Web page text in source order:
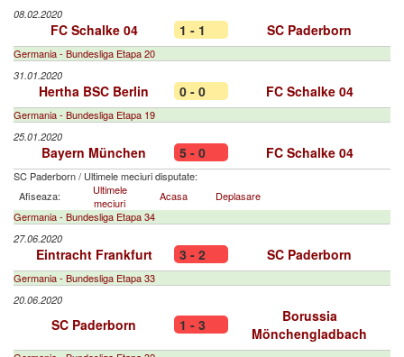
08.02.2020
FC Schalke 04 1 - 1 SC Paderborn
Germania - Bundesliga Etapa 20
31.01.2020
Hertha BSC Berlin 0 - 0 FC Schalke 04
Germania - Bundesliga Etapa 19
25.01.2020
Bayern München 5 - 0 FC Schalke 04
SC Paderborn/ Ultimele meciuri disputate:
Afiseaza:
Ultimele
meciuri
Acasa
Deplasare
Germania - Bundesliga Etapa 34
27.06.2020
Eintracht Frankfurt 3 - 2 SC Paderborn
Germania - Bundesliga Etapa 33
20.06.2020
SC Paderborn 1 - 3
Borussia
Mönchengladbach